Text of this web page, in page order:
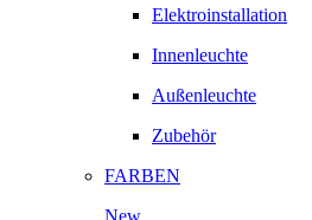
Elektroinstallation
Innenleuchte
Außenleuchte
Zubehör
FARBEN
New